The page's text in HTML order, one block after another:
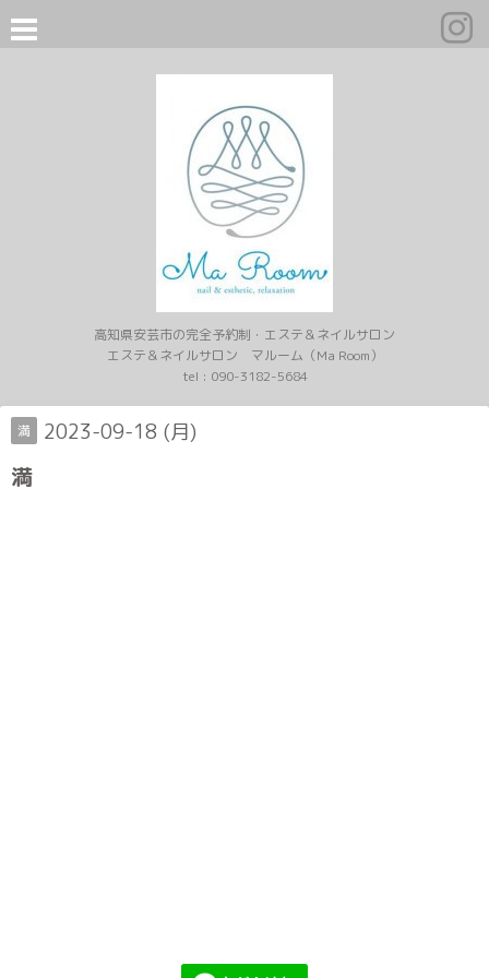
高知県安芸市の完全予約制・エステ＆ネイルサロン
エステ＆ネイルサロン マルーム（Ma Room）
tel : 090-3182-5684
満 2023-09-18 (月)
満